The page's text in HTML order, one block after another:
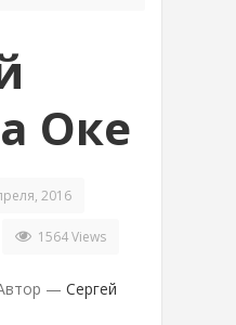
Оке
2016
1564 Views
— Сергей